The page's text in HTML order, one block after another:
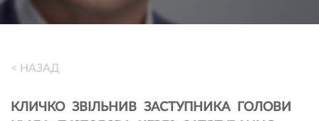
< НАЗАД
КЛИЧКО ЗВІЛЬНИВ ЗАСТУПНИКА ГОЛОВИ